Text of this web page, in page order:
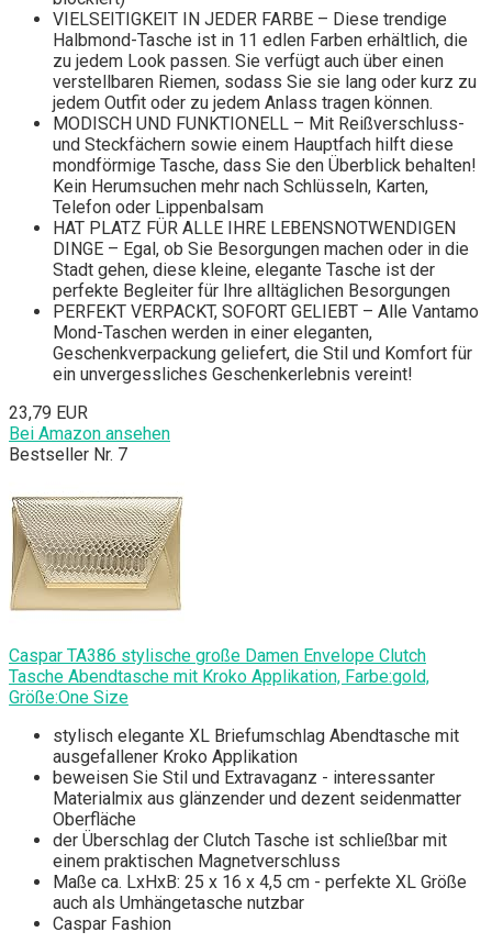
VIELSEITIGKEIT IN JEDER FARBE – Diese trendige
Halbmond-Tasche ist in 11 edlen Farben erhältlich, die
zu jedem Look passen. Sie verfügt auch über einen
verstellbaren Riemen, sodass Sie sie lang oder kurz zu
jedem Outfit oder zu jedem Anlass tragen können.
MODISCH UND FUNKTIONELL – Mit Reißverschluss-
und Steckfächern sowie einem Hauptfach hilft diese
mondförmige Tasche, dass Sie den Überblick behalten!
Kein Herumsuchen mehr nach Schlüsseln, Karten,
Telefon oder Lippenbalsam
HAT PLATZ FÜR ALLE IHRE LEBENSNOTWENDIGEN
DINGE – Egal, ob Sie Besorgungen machen oder in die
Stadt gehen, diese kleine, elegante Tasche ist der
perfekte Begleiter für Ihre alltäglichen Besorgungen
PERFEKT VERPACKT, SOFORT GELIEBT – Alle Vantamo
Mond-Taschen werden in einer eleganten,
Geschenkverpackung geliefert, die Stil und Komfort für
ein unvergessliches Geschenkerlebnis vereint!
23,79 EUR
Bei Amazon ansehen
Bestseller Nr. 7
Caspar TA386 stylische große Damen Envelope Clutch
Tasche Abendtasche mit Kroko Applikation, Farbe:gold,
Größe:One Size
stylisch elegante XL Briefumschlag Abendtasche mit
ausgefallener Kroko Applikation
beweisen Sie Stil und Extravaganz - interessanter
Materialmix aus glänzender und dezent seidenmatter
Oberfläche
der Überschlag der Clutch Tasche ist schließbar mit
einem praktischen Magnetverschluss
Maße ca. LxHxB: 25 x 16 x 4,5 cm - perfekte XL Größe
auch als Umhängetasche nutzbar
Caspar Fashion